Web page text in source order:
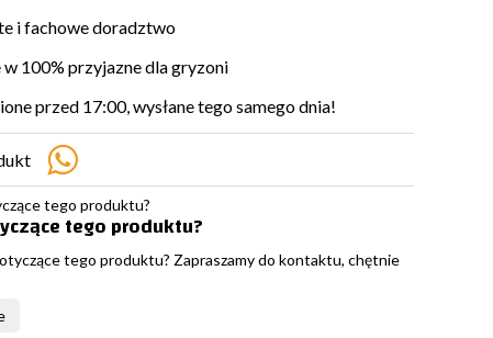
i fachowe doradztwo
w 100% przyjazne dla gryzoni
przed 17:00, wysłane tego samego dnia!
tego produktu?
tego produktu? Zapraszamy do kontaktu, chętnie